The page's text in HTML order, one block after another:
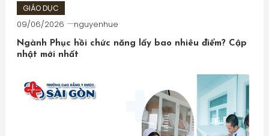
GIÁO DỤC
09/06/2026 nguyenhue
Ngành Phục hồi chức năng lấy bao nhiêu điểm? Cập
nhật mới nhất